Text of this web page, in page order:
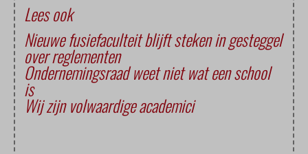
Lees ook
Nieuwe fusiefaculteit blijft steken in gesteggel
over reglementen
Ondernemingsraad weet niet wat een school
is
Wij zijn volwaardige academici